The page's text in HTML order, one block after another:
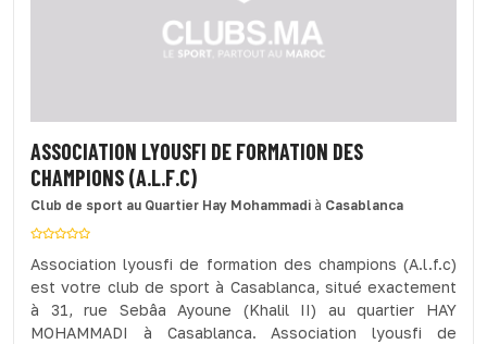
ASSOCIATION LYOUSFI DE FORMATION DES
CHAMPIONS (A.L.F.C)
Club de sport au Quartier Hay Mohammadi à Casablanca
Association lyousfi de formation des champions (A.l.f.c)
est votre club de sport à Casablanca, situé exactement
à 31, rue Sebâa Ayoune (Khalil II) au quartier HAY
MOHAMMADI à Casablanca. Association lyousfi de